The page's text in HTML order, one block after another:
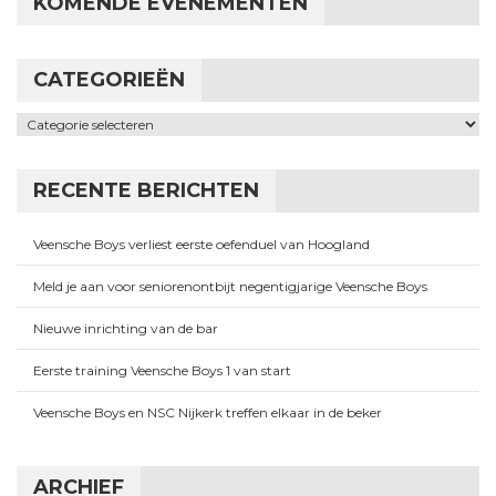
CATEGORIEËN
Categorieën
RECENTE BERICHTEN
Veensche Boys verliest eerste oefenduel van Hoogland
Meld je aan voor seniorenontbijt negentigjarige Veensche Boys
Nieuwe inrichting van de bar
Eerste training Veensche Boys 1 van start
Veensche Boys en NSC Nijkerk treffen elkaar in de beker
ARCHIEF